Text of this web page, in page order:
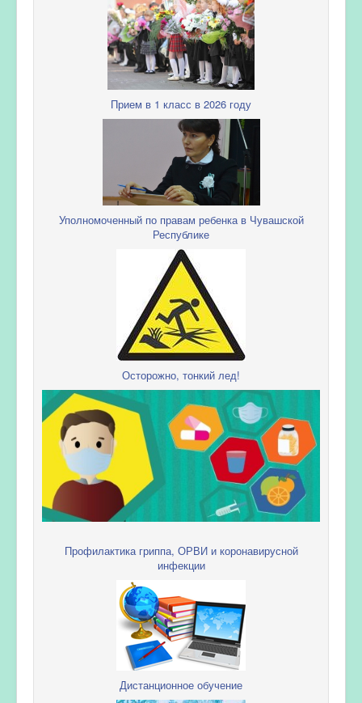
Прием в 1 класс в 2026 году
Уполномоченный по правам ребенка в Чувашской
Республике
Осторожно, тонкий лед!
Профилактика гриппа, ОРВИ и коронавирусной
инфекции
Дистанционное обучение